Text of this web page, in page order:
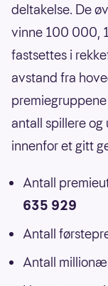
deltakelse. De
vinne 100 000,
fastsettes i
avstand fra
antall spillere
innenfor et gitt
Antall
635 929
Antall
Antall